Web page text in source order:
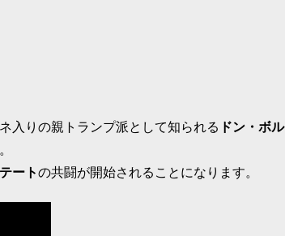
入りの親トランプ派として知られる ドン・ボル
ートの共闘が開始されることになります。